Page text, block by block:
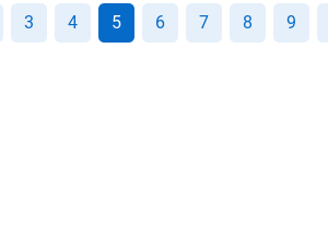
3 4 5 6 7 8 9